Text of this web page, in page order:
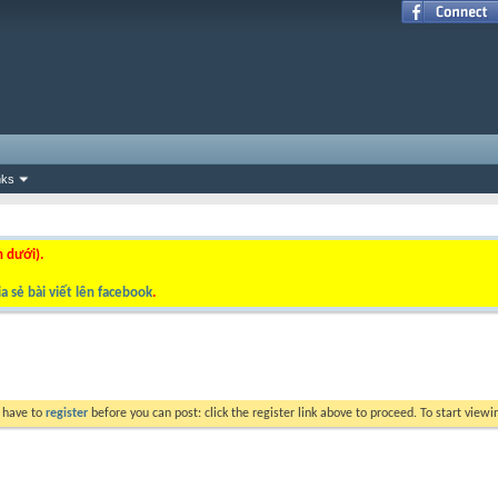
dưới).
sẻ bài viết lên facebook.
to register before you can post: click the register link above to proceed. To start